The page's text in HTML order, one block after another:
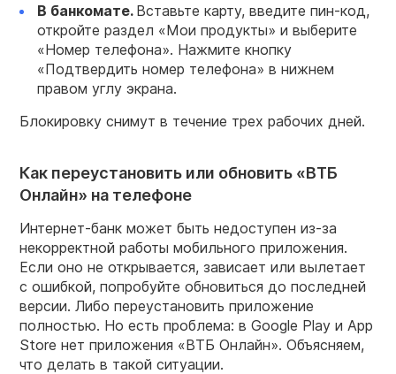
В банкомате. Вставьте карту, введите пин-код,
откройте раздел «Мои продукты» и выберите
«Номер телефона». Нажмите кнопку
«Подтвердить номер телефона» в нижнем
правом углу экрана.
Блокировку снимут в течение трех рабочих дней.
Как переустановить или обновить «ВТБ
Онлайн» на телефоне
Интернет-банк может быть недоступен из-за
некорректной работы мобильного приложения.
Если оно не открывается, зависает или вылетает
с ошибкой, попробуйте обновиться до последней
версии. Либо переустановить приложение
полностью. Но есть проблема: в Google Play и App
Store нет приложения «ВТБ Онлайн». Объясняем,
что делать в такой ситуации.